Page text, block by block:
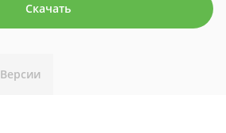
Скачать
Версии